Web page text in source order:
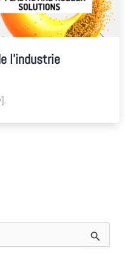
l’industrie